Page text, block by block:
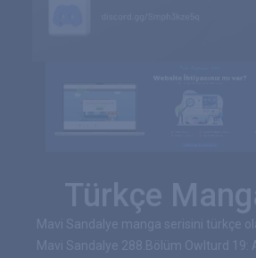
Türkçe
Mavi Sandalye manga serisini türkçe
Mavi Sandalye 288.Bölüm Owlturd 19: